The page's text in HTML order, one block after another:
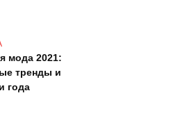
мода 2021:
тренды и
года